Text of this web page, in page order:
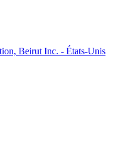
Beirut Inc. - États-Unis